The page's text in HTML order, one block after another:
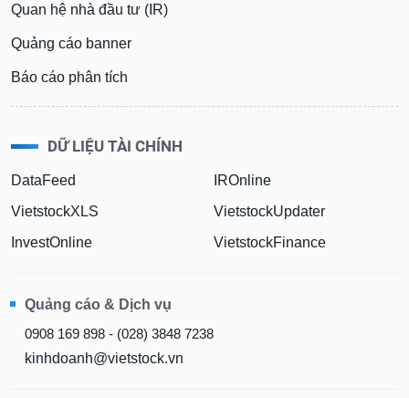
Quan hệ nhà đầu tư (IR)
Quảng cáo banner
Báo cáo phân tích
DỮ LIỆU TÀI CHÍNH
DataFeed
VietstockXLS
InvestOnline
IROnline
VietstockUpdater
VietstockFinance
Quảng cáo & Dịch vụ
0908 169 898 - (028) 3848 7238
kinhdoanh@vietstock.vn